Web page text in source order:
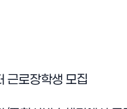
로장학생 모집